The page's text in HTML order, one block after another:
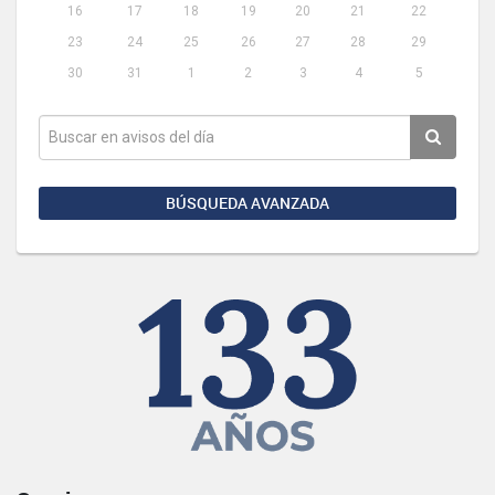
16 17 18 19 20 21
22
23
24 25 26 27 28
29
30
31 1 2 3 4 5
BÚSQUEDA AVANZADA